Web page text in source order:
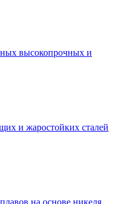
высокопрочных и
и жаростойких сталей
на основе никеля